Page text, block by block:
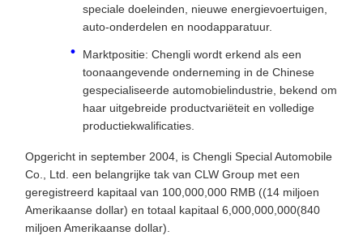
speciale doeleinden, nieuwe energievoertuigen,
auto-onderdelen en noodapparatuur.
Marktpositie: Chengli wordt erkend als een
toonaangevende onderneming in de Chinese
gespecialiseerde automobielindustrie, bekend om
haar uitgebreide productvariëteit en volledige
productiekwalificaties.
Opgericht in september 2004, is Chengli Special Automobile
Co., Ltd. een belangrijke tak van CLW Group met een
geregistreerd kapitaal van 100,000,000 RMB ((14 miljoen
Amerikaanse dollar) en totaal kapitaal 6,000,000,000(840
miljoen Amerikaanse dollar).